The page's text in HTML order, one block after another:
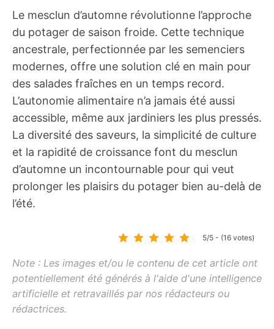
Le mesclun d’automne révolutionne l’approche
du potager de saison froide. Cette technique
ancestrale, perfectionnée par les semenciers
modernes, offre une solution clé en main pour
des salades fraîches en un temps record.
L’autonomie alimentaire n’a jamais été aussi
accessible, même aux jardiniers les plus pressés.
La diversité des saveurs, la simplicité de culture
et la rapidité de croissance font du mesclun
d’automne un incontournable pour qui veut
prolonger les plaisirs du potager bien au-delà de
l’été.
5/5 - (16 votes)